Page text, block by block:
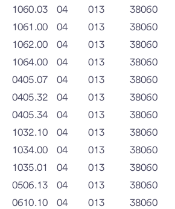
1060.03 04 013
38060
1061.00 04 013
38060
1062.00 04 013
38060
1064.00 04 013
38060
0405.07 04 013
38060
0405.32 04 013
38060
0405.34 04 013
38060
1032.10 04 013
38060
1034.00 04 013
38060
1035.01 04 013
38060
0506.13 04 013
38060
0610.10 04 013
38060